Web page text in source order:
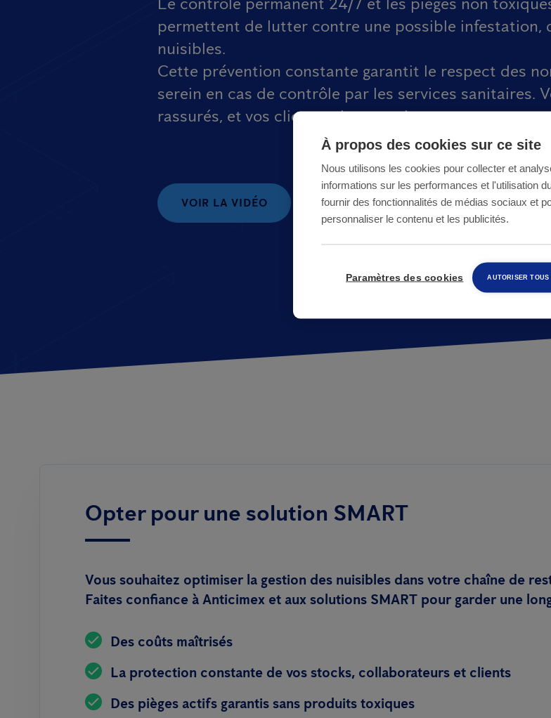
permettent de lutter contre une possible infestation,
nuisibles.
Cette prévention constante garantit le respect des
serein en cas de contrôle par les services sanitaires.
rassurés, et vos clients mieux servis.
VOIR LA VIDÉO
Opter pour une solution SMART
Vous souhaitez optimiser la gestion des nuisibles dans votre chaîne de
Faites confiance à Anticimex et aux solutions SMART pour garder une
Des coûts maîtrisés
La protection constante de vos stocks, collaborateurs et clients
Des pièges actifs garantis sans produits toxiques
À propos des cookies sur ce site
Nous utilisons les cookies pour collecter et
informations sur les performances et l'utilisation
fournir des fonctionnalités de médias sociaux et
personnaliser le contenu et les publicités.
Paramètres des cookies AUTORISER TOUS